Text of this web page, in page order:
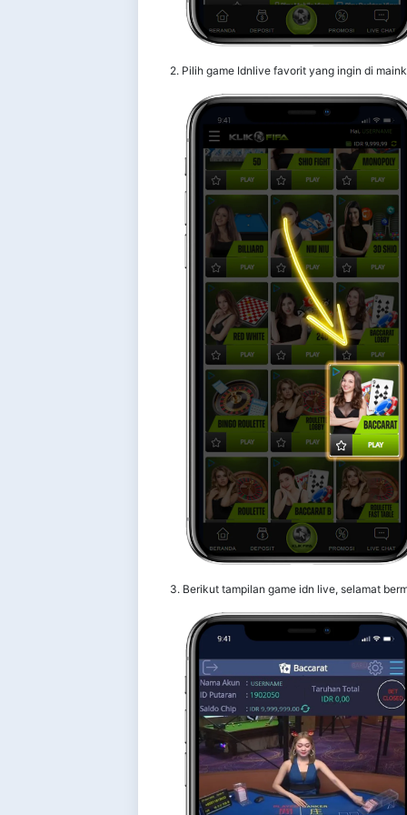
2. Pilih game Idnlive favorit yang ingin di
3. Berikut tampilan game idn live, selamat